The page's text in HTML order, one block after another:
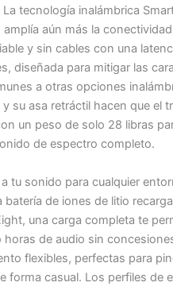
La tecnología inalámbrica
aún más la
y sin cables con una
diseñada para mitigar las
a otras opciones
su asa retráctil hacen que el
un peso de solo 28 libras
de espectro completo.
tu sonido para cualquier
batería de iones de litio
una carga completa te
horas de audio sin
flexibles, perfectas para
forma casual. Los perfiles de